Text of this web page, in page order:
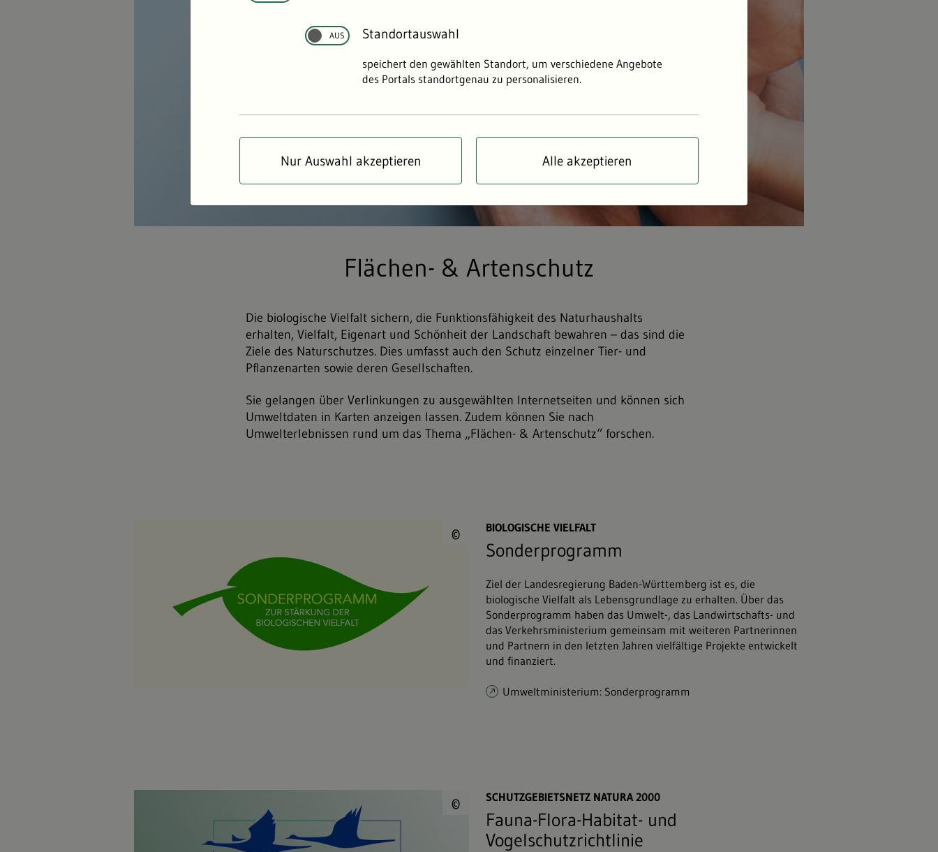
Flächen- & Artenschutz
Die biologische Vielfalt sichern, die Funktionsfähigkeit des Naturhaushalts
erhalten, Vielfalt, Eigenart und Schönheit der Landschaft bewahren – das sind die
Ziele des Naturschutzes. Dies umfasst auch den Schutz einzelner Tier- und
Pflanzenarten sowie deren Gesellschaften.
Sie gelangen über Verlinkungen zu ausgewählten Internetseiten und können sich
Umweltdaten in Karten anzeigen lassen. Zudem können Sie nach
Umwelterlebnissen rund um das Thema „Flächen- & Artenschutz“ forschen.
© © Umweltministerium Baden-Württemberg
BIOLOGISCHE VIELFALT
Sonderprogramm
Ziel der Landesregierung Baden-Württemberg ist es, die
biologische Vielfalt als Lebensgrundlage zu erhalten. Über das
Sonderprogramm haben das Umwelt-, das Landwirtschafts- und
das Verkehrsministerium gemeinsam mit weiteren Partnerinnen
und Partnern in den letzten Jahren vielfältige Projekte entwickelt
und finanziert.
Umweltministerium: Sonderprogramm
© © Europäische Kommission
SCHUTZGEBIETSNETZ NATURA 2000
Fauna-Flora-Habitat- und
Vogelschutzrichtlinie
Standortauswahl
speichert den gewählten Standort, um verschiedene Angebote
des Portals standortgenau zu personalisieren.
Nur Auswahl akzeptieren Alle akzeptieren